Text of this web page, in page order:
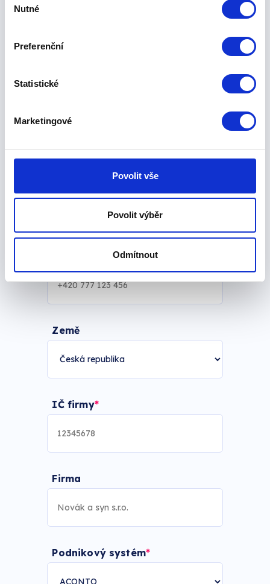
souhlasu
Nutné
Preferenční
Statistické
Marketingové
Povolit vše
Povolit výběr
Odmítnout
Pracovní e-mail
Země
IČ firmy
Firma
Podnikový systém